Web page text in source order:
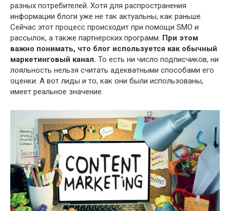
разных потребителей. Хотя для распространения
информации блоги уже не так актуальны, как раньше.
Сейчас этот процесс происходит при помощи SMO и
рассылок, а также партнерских программ. При этом
важно понимать, что блог используется как обычный
маркетинговый канал. То есть ни число подписчиков, ни
лояльность нельзя считать адекватными способами его
оценки. А вот лиды и то, как они были использованы,
имеет реальное значение.